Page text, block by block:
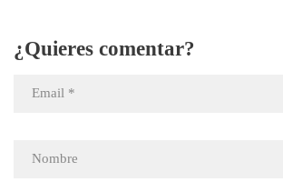
¿Quieres comentar?